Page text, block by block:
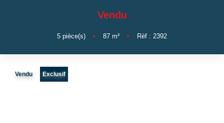
NOS AGENCES
Toutes Les Agences
Nous Rejoindre
Vendu
5 pièce(s) • 87 m² • Réf : 2392
Vendu Exclusif